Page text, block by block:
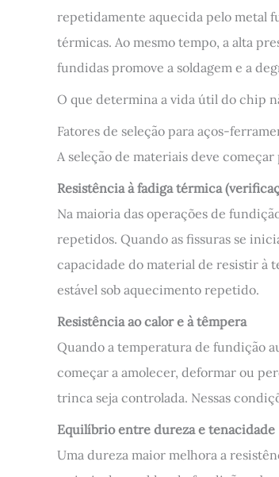
repetidamente aquecida pelo metal
térmicas. Ao mesmo tempo, a alta
fundidas promove a soldagem e a
O que determina a vida útil do chip
Fatores de seleção para aços-
A seleção de materiais deve
Resistência à fadiga térmica
Na maioria das operações de
repetidos. Quando as fissuras se
capacidade do material de resistir à
estável sob aquecimento repetido.
Resistência ao calor e à têmpera
Quando a temperatura de fundição
começar a amolecer, deformar ou
trinca seja controlada. Nessas
Equilíbrio entre dureza e tenacidade
Uma dureza maior melhora a